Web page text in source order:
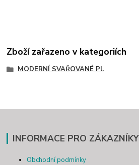
Zboží zařazeno v kategoriích
MODERNÍ SVAŘOVANÉ Pl.
INFORMACE PRO ZÁKAZNÍKY
Obchodní podmínky